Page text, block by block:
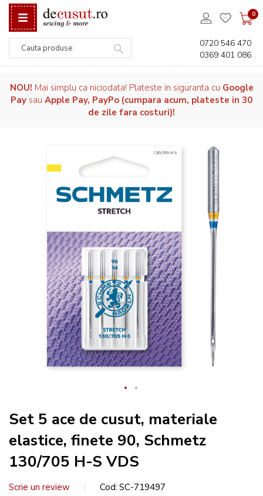
0
0720 546 470
0369 401 086
NOU! Mai simplu ca niciodata! Plateste in siguranta cu Google
Pay sau Apple Pay, PayPo (cumpara acum, plateste in 30
de zile fara costuri)!
Set 5 ace de cusut, materiale
elastice, finete 90, Schmetz
130/705 H-S VDS
Scrie un review Cod SC-719497